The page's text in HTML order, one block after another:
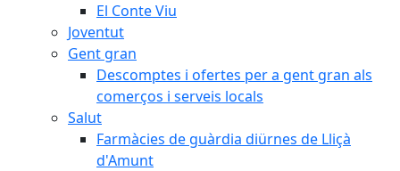
El Conte Viu
Joventut
Gent gran
Descomptes i ofertes per a gent gran als
comerços i serveis locals
Salut
Farmàcies de guàrdia diürnes de Lliçà
d'Amunt